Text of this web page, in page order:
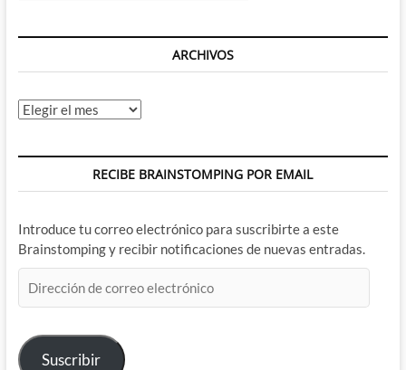
ARCHIVOS
Archivos
RECIBE BRAINSTOMPING POR EMAIL
Introduce tu correo electrónico para suscribirte a este
Brainstomping y recibir notificaciones de nuevas entradas.
de
electrónico
Suscribir